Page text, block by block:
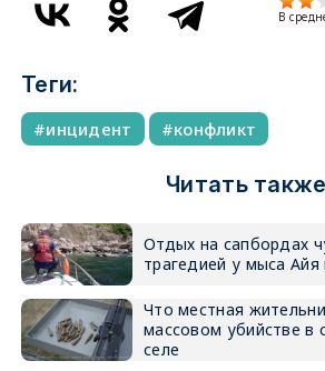
В
Теги:
инцидент конфликт
Читать
Отдых на сапбордах
трагедией у мыса Айя
Что местная
массовом убийстве в
селе